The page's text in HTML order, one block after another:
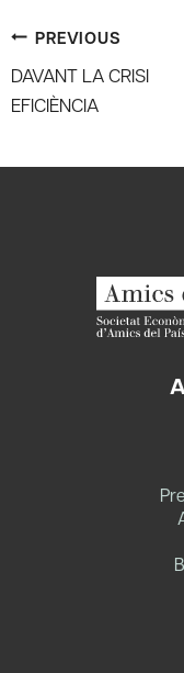
Post
navigation
PREVIOUS
DAVANT LA CRISI
EFICIÈNCIA